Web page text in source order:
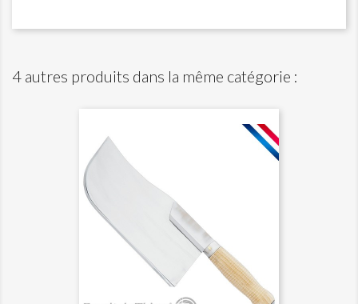
4 autres produits dans la même catégorie :